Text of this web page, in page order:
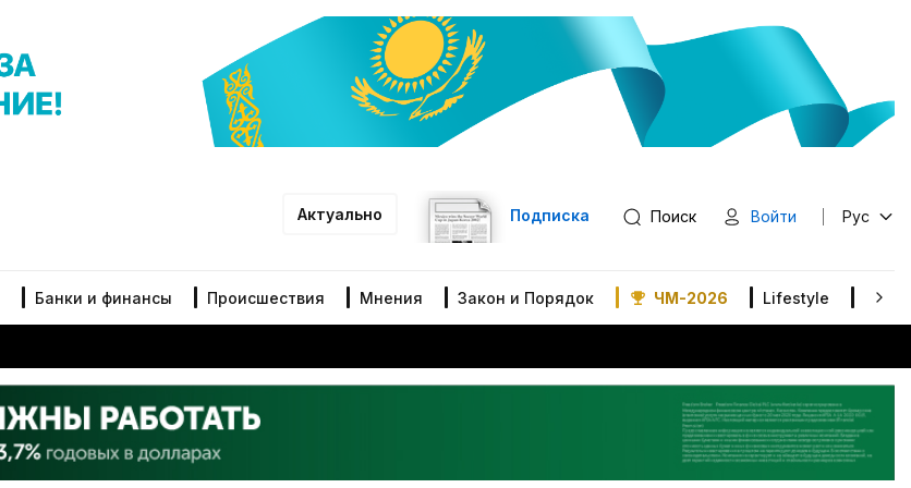
Актуально Подписка Поиск Войти Рус
Банки и финансы Происшествия Мнения Закон и Порядок ЧМ-2026 Lifestyle В